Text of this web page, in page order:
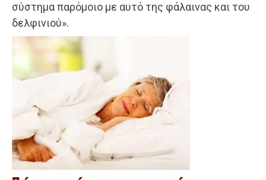
σύστημα παρόμοιο με αυτό της φάλαινας και του
δελφινιού».